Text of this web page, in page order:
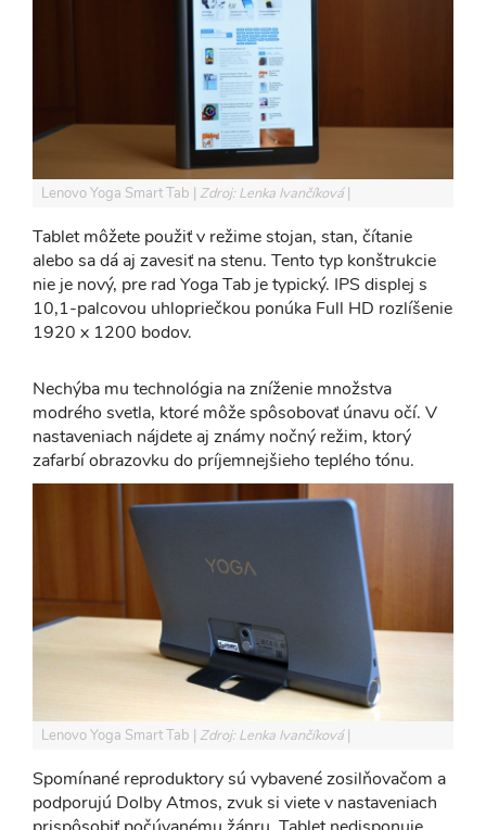
Lenovo Yoga Smart Tab Zdroj: Lenka Ivančíková
Tablet môžete použiť v režime stojan, stan, čítanie
alebo sa dá aj zavesiť na stenu. Tento typ konštrukcie
nie je nový, pre rad Yoga Tab je typický. IPS displej s
10,1-palcovou uhlopriečkou ponúka Full HD rozlíšenie
1920 x 1200 bodov.
Nechýba mu technológia na zníženie množstva
modrého svetla, ktoré môže spôsobovať únavu očí. V
nastaveniach nájdete aj známy nočný režim, ktorý
zafarbí obrazovku do príjemnejšieho teplého tónu.
Lenovo Yoga Smart Tab Zdroj: Lenka Ivančíková
Spomínané reproduktory sú vybavené zosilňovačom a
podporujú Dolby Atmos, zvuk si viete v nastaveniach